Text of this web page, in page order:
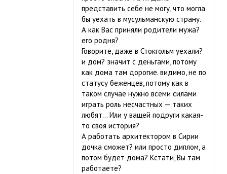
представить себе не могу, что могла
бы уехать в мусульманскую страну.
А как Вас приняли родители мужа?
его родня?
Говорите, даже в Стокгольм уехали?
и дом? значит с деньгами, потому
как дома там дорогие. видимо, не по
статусу беженцев, потому как в
таком случае нужно всеми силами
играть роль несчастных — таких
любят… Или у ващей подруги какая-
то своя история?
А работать архитектором в Сирии
дочка сможет? или просто диплом, а
потом будет дома? Кстати, Вы там
работаете?